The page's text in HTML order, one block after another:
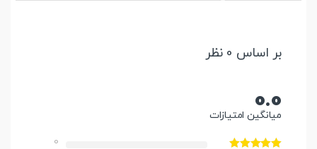
بر اساس 0 نظر
0.0
میانگین امتیازات
0